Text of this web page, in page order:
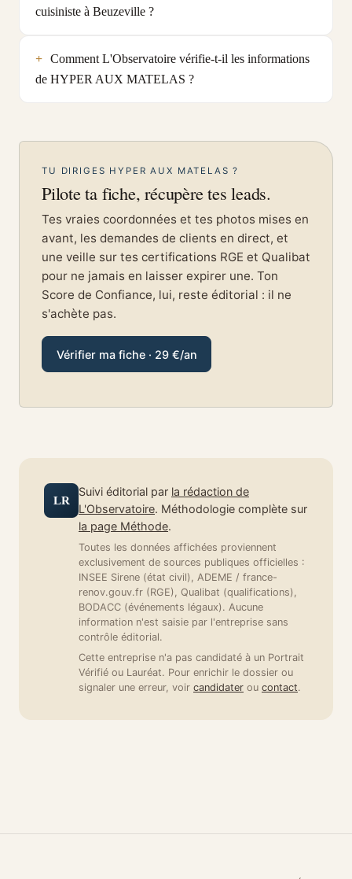
cuisiniste à Beuzeville ?
Comment L'Observatoire vérifie-t-il les informations
de HYPER AUX MATELAS ?
TU DIRIGES HYPER AUX MATELAS ?
Pilote ta fiche, récupère tes leads.
Tes vraies coordonnées et tes photos mises en
avant, les demandes de clients en direct, et
une veille sur tes certifications RGE et Qualibat
pour ne jamais en laisser expirer une. Ton
Score de Confiance, lui, reste éditorial : il ne
s'achète pas.
Vérifier ma fiche · 29 €/an
LR
Suivi éditorial par la rédaction de
L'Observatoire. Méthodologie complète sur
la page Méthode.
Toutes les données affichées proviennent
exclusivement de sources publiques officielles :
INSEE Sirene (état civil), ADEME / france-
renov.gouv.fr (RGE), Qualibat (qualifications),
BODACC (événements légaux). Aucune
information n'est saisie par l'entreprise sans
contrôle éditorial.
Cette entreprise n'a pas candidaté à un Portrait
Vérifié ou Lauréat. Pour enrichir le dossier ou
signaler une erreur, voir candidater ou contact.